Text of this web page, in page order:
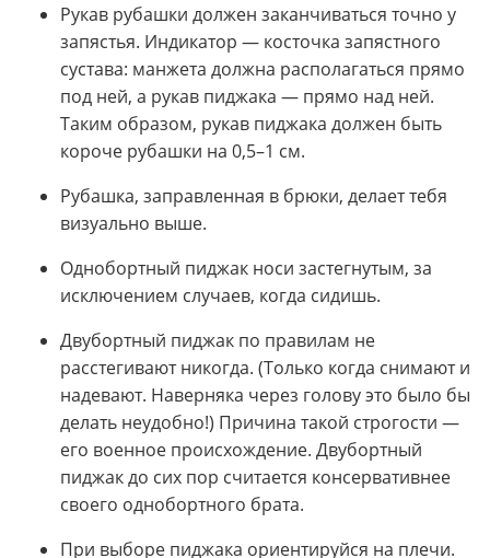
Рукав рубашки должен заканчиваться точно у
запястья. Индикатор — косточка запястного
сустава: манжета должна располагаться прямо
под ней, а рукав пиджака — прямо над ней.
Таким образом, рукав пиджака должен быть
короче рубашки на 0,5–1 см.
Рубашка, заправленная в брюки, делает тебя
визуально выше.
Однобортный пиджак носи застегнутым, за
исключением случаев, когда сидишь.
Двубортный пиджак по правилам не
расстегивают никогда. (Только когда снимают и
надевают. Наверняка через голову это было бы
делать неудобно!) Причина такой строгости —
его военное происхождение. Двубортный
пиджак до сих пор считается консервативнее
своего однобортного брата.
При выборе пиджака ориентируйся на плечи.